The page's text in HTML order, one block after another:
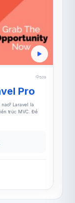
539
Pro
Laravel là
trúc MVC. Để